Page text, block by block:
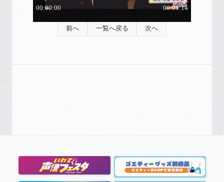
前へ 一覧へ戻る 次へ